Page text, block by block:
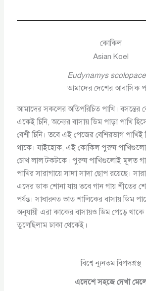
কোকিল
Asian Koel
Eudynamys
আমাদের দেশের আবাসিক
আমাদের সকলের অতিপরিচিত পাখি।
একেই চিনি, অন্যের বাসায় ডিম পাড়া পাখি
বেশী চিনি। তবে এই পেজের বেশিরভাগ
থাকে। যাইহোক, এই কোকিল পুরুষ
চোখ লাল টকটকে। পুরুষ পাখিগুলোই মূলত গান
পাখির সারাগায়ে সাদা সাদা ছোপ রয়েছে।
এদের ডাক শোনা যায় তবে গান গায় শীতের
পর্যন্ত। সাধারনত ভাত শালিকের বাসায় ডিম
অনুযায়ী এরা কাকের বাসায়ও ডিম পেড়ে
তুলেছিলাম ঢাকা থেকেই।
বিশ্বে ন্যুনতম বিপদগ্রস্থ
এদেশে সহজে দেখা